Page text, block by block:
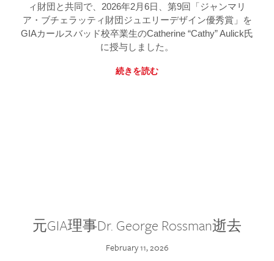
ィ財団と共同で、2026年2月6日、第9回「ジャンマリ
ア・ブチェラッティ財団ジュエリーデザイン優秀賞」を
GIAカールスバッド校卒業生のCatherine “Cathy” Aulick氏
に授与しました。
続きを読む
元GIA理事Dr. George Rossman逝去
February 11, 2026